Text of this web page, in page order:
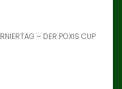
– DER POXIS CUP